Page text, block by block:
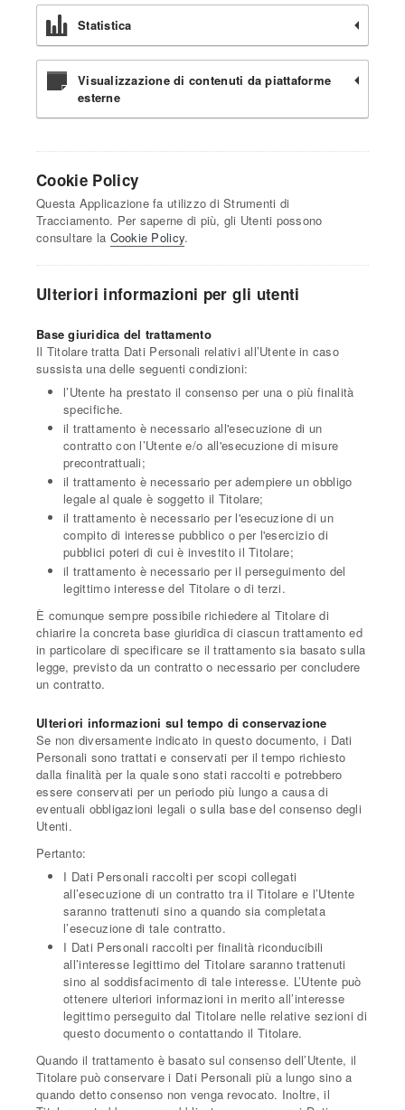
Statistica
Visualizzazione di contenuti da piattaforme
esterne
Cookie Policy
Questa Applicazione fa utilizzo di Strumenti di
Tracciamento. Per saperne di più, gli Utenti possono
consultare la Cookie Policy.
Ulteriori informazioni per gli utenti
Base giuridica del trattamento
Il Titolare tratta Dati Personali relativi all’Utente in caso
sussista una delle seguenti condizioni:
l’Utente ha prestato il consenso per una o più finalità
specifiche.
il trattamento è necessario all'esecuzione di un
contratto con l’Utente e/o all'esecuzione di misure
precontrattuali;
il trattamento è necessario per adempiere un obbligo
legale al quale è soggetto il Titolare;
il trattamento è necessario per l'esecuzione di un
compito di interesse pubblico o per l'esercizio di
pubblici poteri di cui è investito il Titolare;
il trattamento è necessario per il perseguimento del
legittimo interesse del Titolare o di terzi.
È comunque sempre possibile richiedere al Titolare di
chiarire la concreta base giuridica di ciascun trattamento ed
in particolare di specificare se il trattamento sia basato sulla
legge, previsto da un contratto o necessario per concludere
un contratto.
Ulteriori informazioni sul tempo di conservazione
Se non diversamente indicato in questo documento, i Dati
Personali sono trattati e conservati per il tempo richiesto
dalla finalità per la quale sono stati raccolti e potrebbero
essere conservati per un periodo più lungo a causa di
eventuali obbligazioni legali o sulla base del consenso degli
Utenti.
Pertanto:
I Dati Personali raccolti per scopi collegati
all’esecuzione di un contratto tra il Titolare e l’Utente
saranno trattenuti sino a quando sia completata
l’esecuzione di tale contratto.
I Dati Personali raccolti per finalità riconducibili
all’interesse legittimo del Titolare saranno trattenuti
sino al soddisfacimento di tale interesse. L’Utente può
ottenere ulteriori informazioni in merito all’interesse
legittimo perseguito dal Titolare nelle relative sezioni di
questo documento o contattando il Titolare.
Quando il trattamento è basato sul consenso dell’Utente, il
Titolare può conservare i Dati Personali più a lungo sino a
quando detto consenso non venga revocato. Inoltre, il